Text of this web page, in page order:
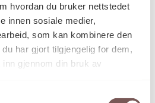
hvordan du bruker nettstedet
innen sosiale medier,
som kan kombinere den
har gjort tilgjengelig for dem,
gjennom din bruk av